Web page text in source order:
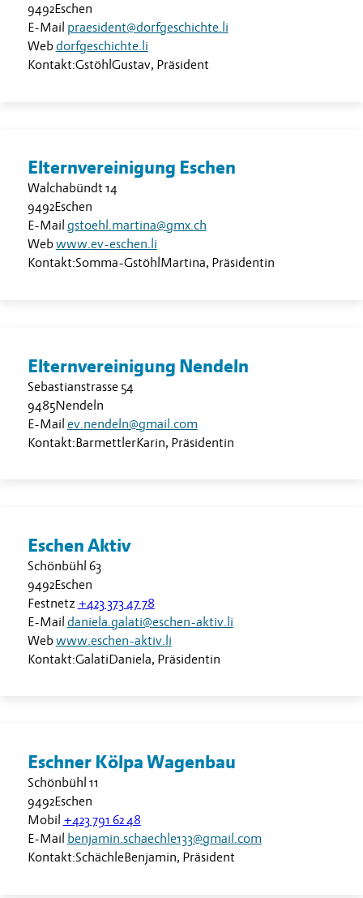
9492Eschen
E-Mail praesident@dorfgeschichte.li
Webdorfgeschichte.li
Kontakt:GstöhlGustav, Präsident
Elternvereinigung Eschen
Walchabündt 14
9492Eschen
E-Mail gstoehl.martina@gmx.ch
Webwww.ev-eschen.li
Kontakt:Somma-GstöhlMartina, Präsidentin
Elternvereinigung Nendeln
Sebastianstrasse 54
9485Nendeln
E-Mail ev.nendeln@gmail.com
Kontakt:BarmettlerKarin, Präsidentin
Eschen Aktiv
Schönbühl 63
9492Eschen
Festnetz +423 373 47 78
E-Mail daniela.galati@eschen-aktiv.li
Webwww.eschen-aktiv.li
Kontakt:GalatiDaniela, Präsidentin
Eschner Kölpa Wagenbau
Schönbühl 11
9492Eschen
Mobil +423 791 62 48
E-Mail benjamin.schaechle133@gmail.com
Kontakt:SchächleBenjamin, Präsident